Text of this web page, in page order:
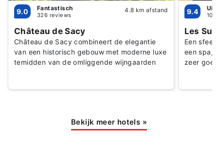
9.0 Fantastisch
326 reviews
4.8 km afstand
Château de Sacy
Château de Sacy combineert de elegantie
van een historisch gebouw met moderne luxe
temidden van de omliggende wijngaarden
9.4
Les
Een
een spa,
zeer
Bekijk meer hotels »